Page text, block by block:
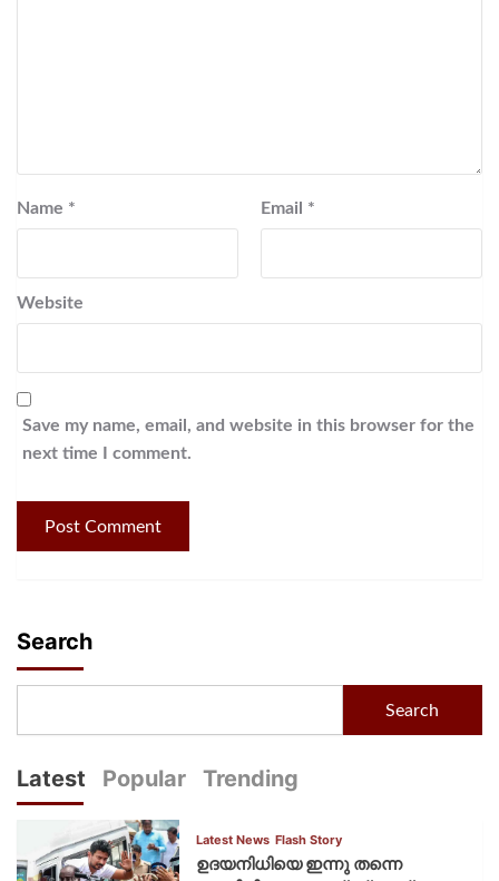
Name * Email *
Website
Save my name, email, and website in this browser for the
next time I comment.
Search
Search
Latest Popular Trending
Latest News Flash Story
ഉദയനിധിയെ ഇന്നു തന്നെ